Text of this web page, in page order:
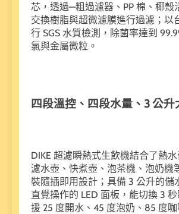
芯，透過—粗過濾器、PP 棉、椰殼
交換樹脂與超微濾膜進行過濾；以
行 SGS 水質檢測，除菌率達到
氯與金屬微粒。
四段溫控、四段水量、3 公升
DIKE 超濾瞬熱式生飲機結合了熱水
濾水壺、快煮壺、泡茶機、泡奶機
裝隨插即用設計；具備 3 公升的儲
直覺操作的 LED 面板，能切換 3
援 25 度開水、45 度泡奶、85 度